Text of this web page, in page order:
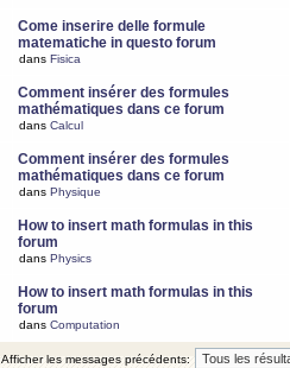
Come inserire delle formule
matematiche in questo forum
dans Fisica
Comment insérer des formules
mathématiques dans ce forum
dans Calcul
Comment insérer des formules
mathématiques dans ce forum
dans Physique
How to insert math formulas in this
forum
dans Physics
How to insert math formulas in this
forum
dans Computation
Afficher les messages précédents: